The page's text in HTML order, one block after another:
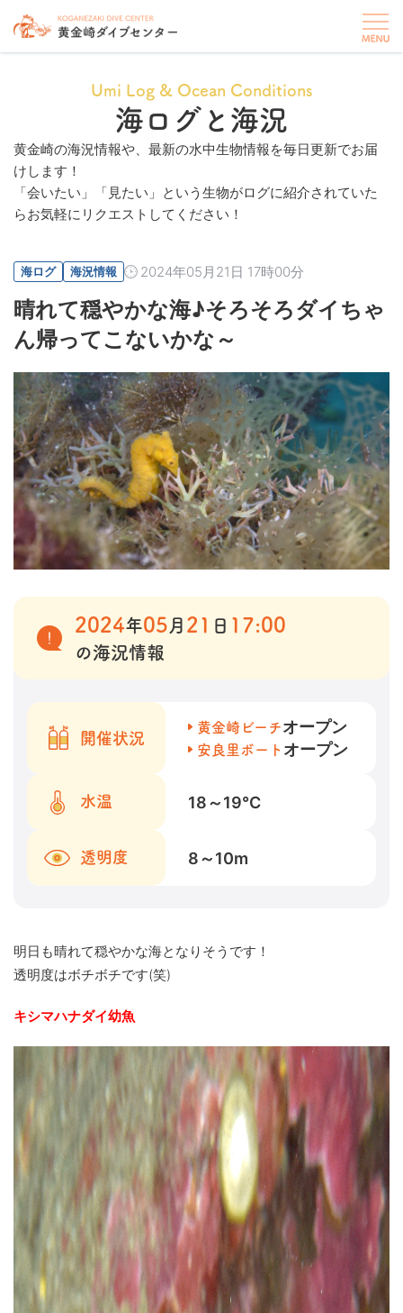
Umi Log & Ocean Conditions
海ログと海況
黄金崎の海況情報や、最新の水中生物情報を毎日更新でお届
けします！
「会いたい」「見たい」という生物がログに紹介されていた
らお気軽にリクエストしてください！
海ログ 海況情報 2024年05月21日 17時00分
晴れて穏やかな海♪そろそろダイちゃ
ん帰ってこないかな～
2024年05 月 21 日 17:00
の海況情報
開催状況
黄金崎ビーチオープン
安良里ボート オープン
水温 18～19℃
透明度 8～10m
明日も晴れて穏やかな海となりそうです！
透明度はボチボチです(笑)
キシマハナダイ幼魚